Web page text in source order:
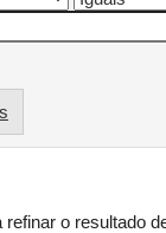
refinar o resultado